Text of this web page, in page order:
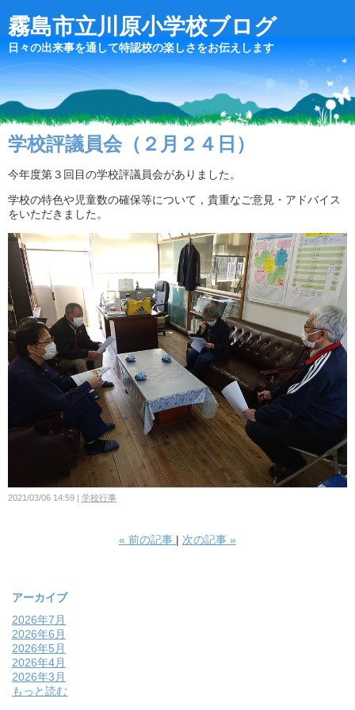
霧島市立川原小学校ブログ
日々の出来事を通して特認校の楽しさをお伝えします
学校評議員会（２月２４日）
今年度第３回目の学校評議員会がありました。
学校の特色や児童数の確保等について，貴重なご意見・アドバイス
をいただきました。
2021/03/06 14:59 学校行事
« 前の記事 次の記事 »
アーカイブ
2026年7月
2026年6月
2026年5月
2026年4月
2026年3月
もっと読む